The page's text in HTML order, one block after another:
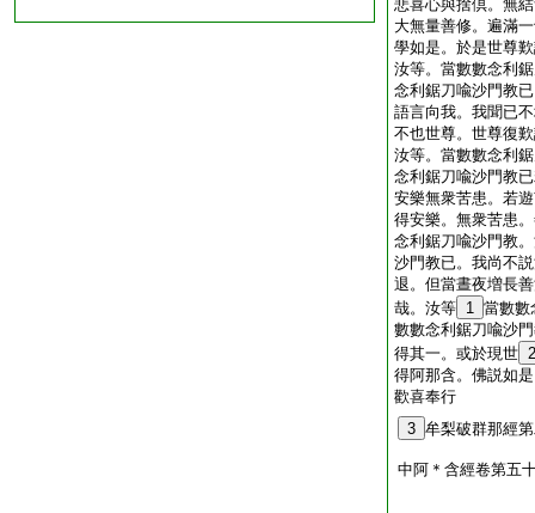
悲喜心與捨倶。無
大無量善修。遍滿
學如是。於是世尊
汝等。當數數念利
念利鋸刀喩沙門教
語言向我。我聞已
不也世尊。世尊復
汝等。當數數念利
念利鋸刀喩沙門教
安樂無衆苦患。若
得安樂。無衆苦患
念利鋸刀喩沙門教
沙門教已。我尚不
退。但當晝夜増長
哉。汝等 1 當數數
數數念利鋸刀喩沙
得其一。或於現世 2
得阿那含。佛説如
歡喜奉行
3 牟梨破群那經
中阿＊含經卷第五